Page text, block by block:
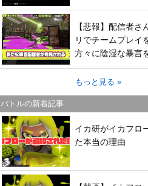
【悲報】配信者さ
リでチームプレイ
方々に陰湿な暴言
ってしまう
もっと見る »
バトルの新着記事
イカ研がイカフロ
た本当の理由